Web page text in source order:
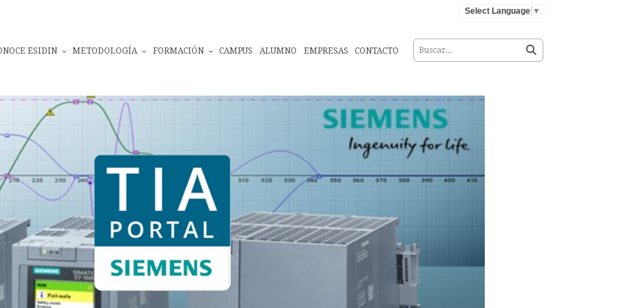
Select Language ▼
ESIDIN METODOLOGÍA FORMACIÓN CAMPUS ALUMNO EMPRESAS CONTACTO